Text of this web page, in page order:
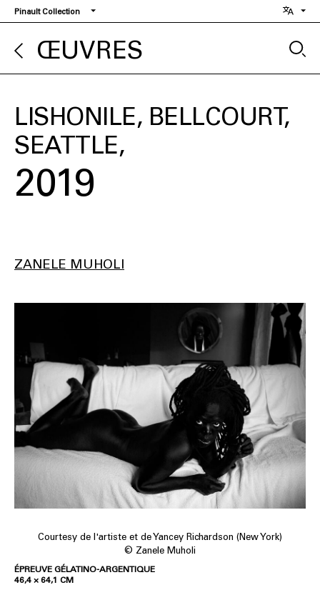
Aller
au
contenu
principal
Pinault Collection
ŒUVRES
LISHONILE, BELLCOURT,
SEATTLE
2019
ZANELE MUHOLI
Courtesy de l'artiste et de Yancey Richardson (New York)
© Zanele Muholi
ÉPREUVE GÉLATINO-ARGENTIQUE
46,4 × 64,1 CM